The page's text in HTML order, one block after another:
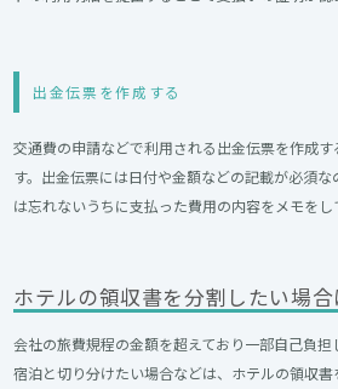
出金伝票を作成する
交通費の申請などで利用される出金伝票を作成
す。出金伝票には日付や金額などの記載が必須
は忘れないうちに支払った費用の内容をメモをし
ホテルの領収書を分割したい場合
会社の旅費規程の金額を超えており一部自己負
宿泊と切り分けたい場合などは、ホテルの領収